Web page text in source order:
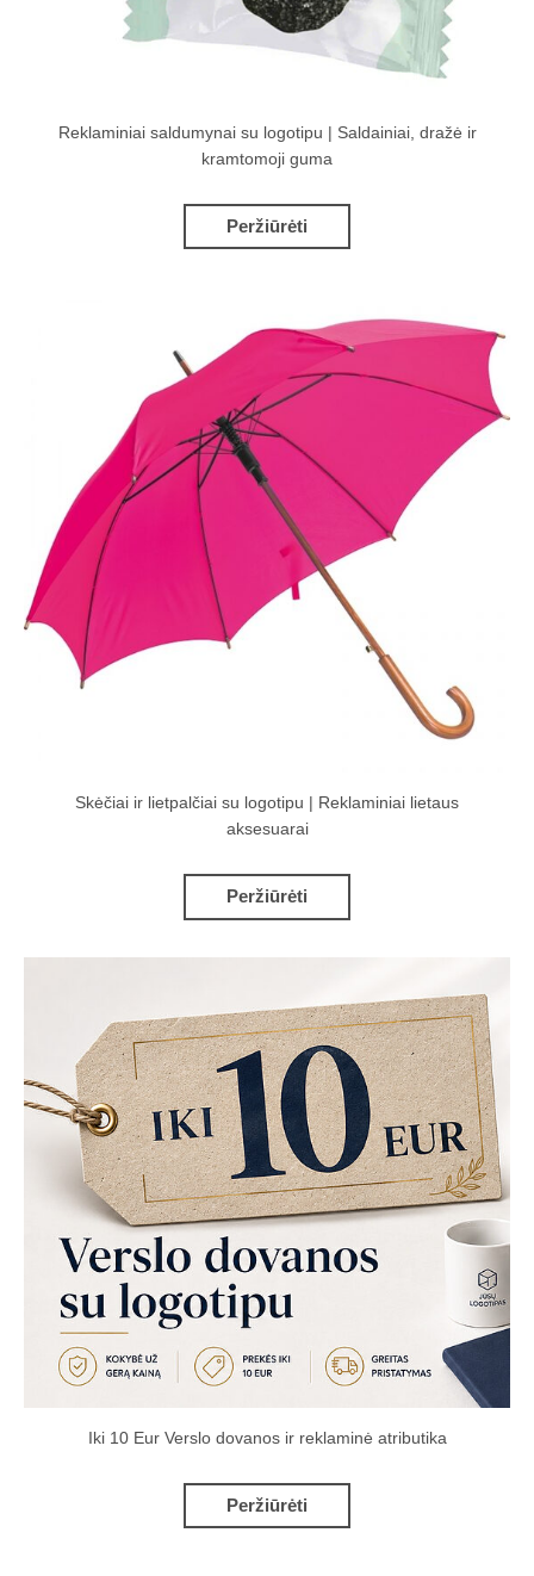
Reklaminiai saldumynai su logotipu | Saldainiai, dražė ir
kramtomoji guma
Peržiūrėti
Skėčiai ir lietpalčiai su logotipu | Reklaminiai lietaus
aksesuarai
Peržiūrėti
Iki 10 Eur Verslo dovanos ir reklaminė atributika
Peržiūrėti